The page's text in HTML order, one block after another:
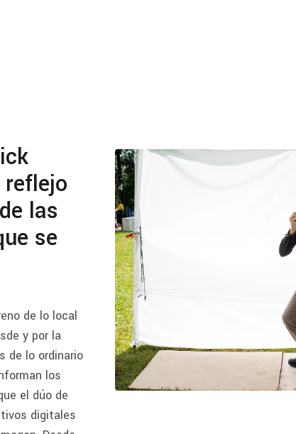
las
se
de lo local
y por la
de lo ordinario
los
el dúo de
digitales